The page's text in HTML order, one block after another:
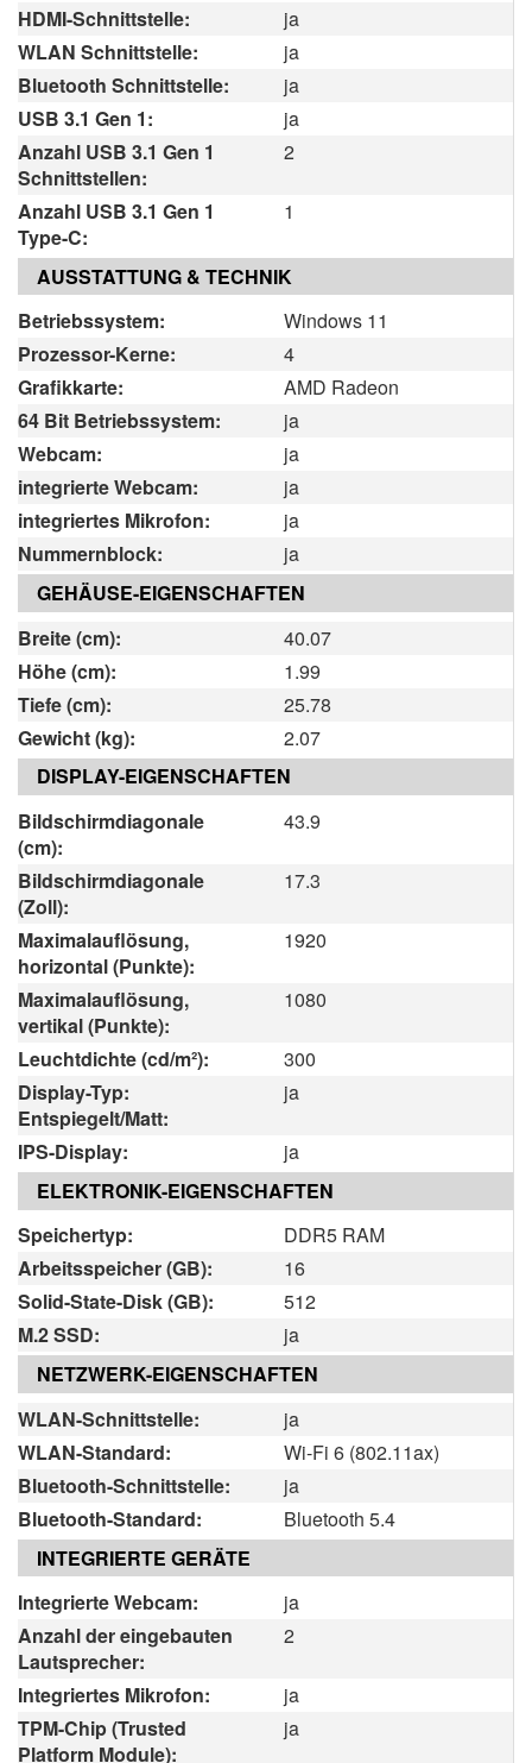
HDMI-Schnittstelle:
ja
WLAN Schnittstelle:
ja
Bluetooth Schnittstelle:
ja
USB 3.1 Gen 1:
ja
Anzahl USB 3.1 Gen 1
Schnittstellen:
2
Anzahl USB 3.1 Gen 1
Type-C:
1
AUSSTATTUNG & TECHNIK
Betriebssystem:
Windows 11
Prozessor-Kerne:
4
Grafikkarte:
AMD Radeon
64 Bit Betriebssystem:
ja
Webcam:
ja
integrierte Webcam:
ja
integriertes Mikrofon:
ja
Nummernblock:
ja
GEHÄUSE-EIGENSCHAFTEN
Breite (cm):
40.07
Höhe (cm):
1.99
Tiefe (cm):
25.78
Gewicht (kg):
2.07
DISPLAY-EIGENSCHAFTEN
Bildschirmdiagonale
(cm):
43.9
Bildschirmdiagonale
(Zoll):
17.3
Maximalauflösung,
horizontal (Punkte):
1920
Maximalauflösung,
vertikal (Punkte):
1080
Leuchtdichte (cd/m²):
300
Display-Typ:
Entspiegelt/Matt:
ja
IPS-Display:
ja
ELEKTRONIK-EIGENSCHAFTEN
Speichertyp:
DDR5 RAM
Arbeitsspeicher (GB):
16
Solid-State-Disk (GB):
512
M.2 SSD:
ja
NETZWERK-EIGENSCHAFTEN
WLAN-Schnittstelle:
ja
WLAN-Standard:
Wi-Fi 6 (802.11ax)
Bluetooth-Schnittstelle:
ja
Bluetooth-Standard:
Bluetooth 5.4
INTEGRIERTE GERÄTE
Integrierte Webcam:
ja
Anzahl der eingebauten
Lautsprecher:
2
Integriertes Mikrofon:
ja
TPM-Chip (Trusted
Platform Module):
ja